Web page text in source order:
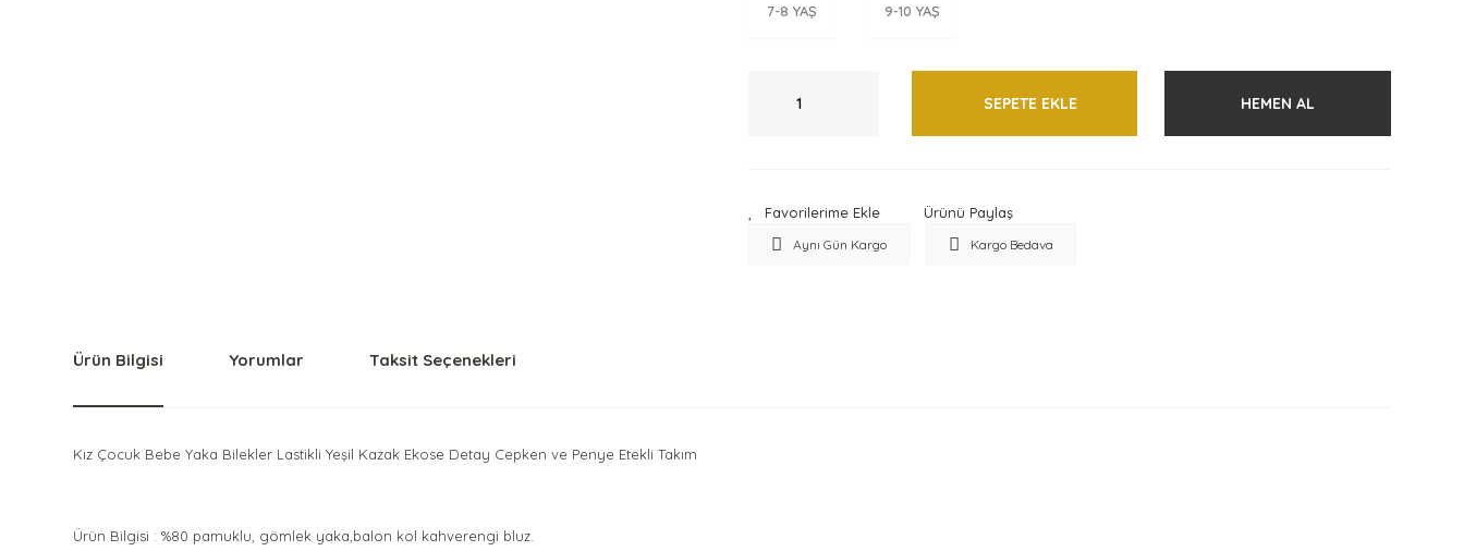
7-8 YAŞ 9-10 YAŞ
SEPETE EKLE HEMEN AL
Ürünü Paylaş
Aynı Gün Kargo Kargo Bedava
Ürün Bilgisi Yorumlar Taksit Seçenekleri
Kız Çocuk Bebe Yaka Bilekler Lastikli Yeşil Kazak Ekose Detay Cepken ve Penye Etekli Takım
Ürün Bilgisi : %80 pamuklu, gömlek yaka,balon kol kahverengi bluz.